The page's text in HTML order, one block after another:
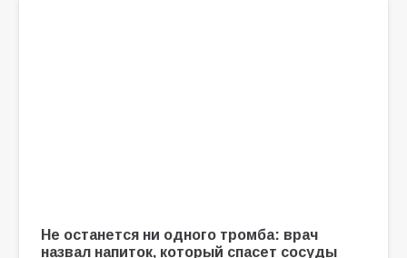
Не останется ни одного тромба: врач
назвал напиток, который спасет сосуды